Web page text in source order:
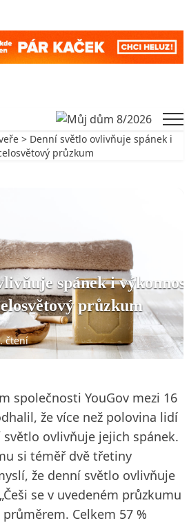
> Denní světlo ovlivňuje spánek i
průzkum
spánek i
průzkum
čtení
společnosti YouGov mezi 16
že více než polovina lidí
světlo ovlivňuje jejich spánek.
si téměř dvě třetiny
že denní světlo ovlivňuje
se v uvedeném průzkumu
Celkem 57 %